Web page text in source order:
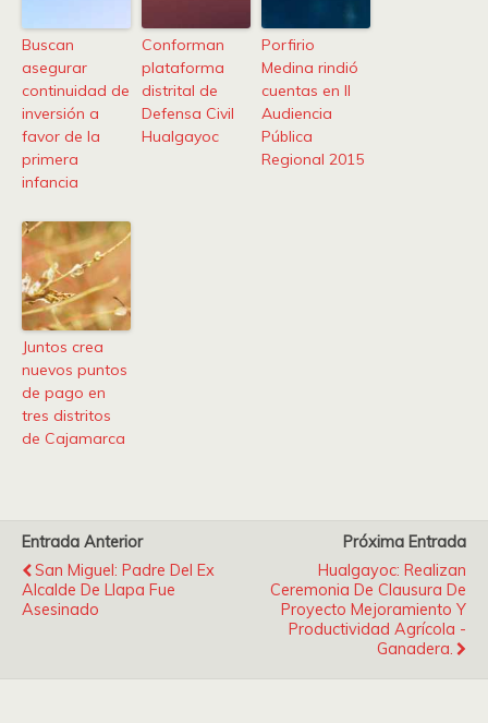
Buscan
asegurar
continuidad de
inversión a
favor de la
primera
infancia
Conforman
plataforma
distrital de
Defensa Civil
Hualgayoc
Porfirio
Medina rindió
cuentas en II
Audiencia
Pública
Regional 2015
Juntos crea
nuevos puntos
de pago en
tres distritos
de Cajamarca
Entrada Anterior
San Miguel: Padre Del Ex
Alcalde De Llapa Fue
Asesinado
Próxima Entrada
Hualgayoc: Realizan
Ceremonia De Clausura De
Proyecto Mejoramiento Y
Productividad Agrícola -
Ganadera.